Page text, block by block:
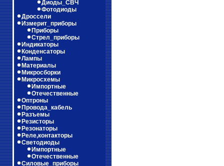
Диоды_СВЧ
Фотодиоды
Дроссели
Измерит_приборы
Приборы
Стрел_приборы
Индикаторы
Конденсаторы
Лампы
Материалы
Микросборки
Микросхемы
Импортные
Отечественные
Оптроны
Провода_кабель
Разъемы
Резисторы
Резонаторы
Реле,контакторы
Светодиоды
Импортные
Отечественные
Силовые_приборы